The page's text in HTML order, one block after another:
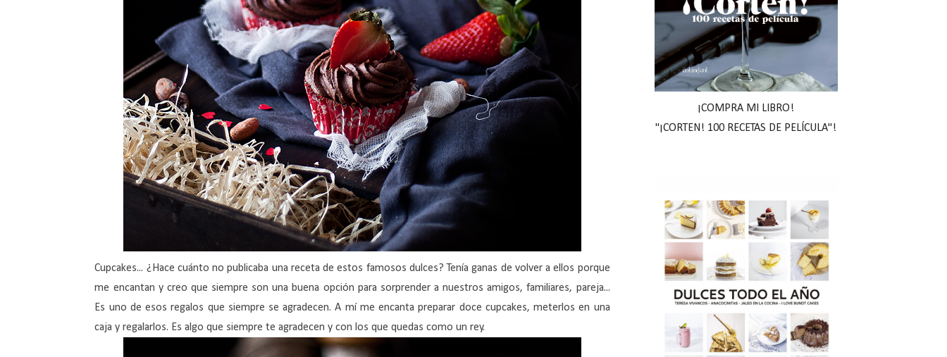
Cupcakes... ¿Hace cuánto no publicaba una receta de estos famosos dulces? Tenía ganas de volver a ellos porque
me encantan y creo que siempre son una buena opción para sorprender a nuestros amigos, familiares, pareja...
Es uno de esos regalos que siempre se agradecen. A mí me encanta preparar doce cupcakes, meterlos en una
caja y regalarlos. Es algo que siempre te agradecen y con los que quedas como un rey.
¡COMPRA MI LIBRO!
"¡CORTEN! 100 RECETAS DE PELÍCULA"!